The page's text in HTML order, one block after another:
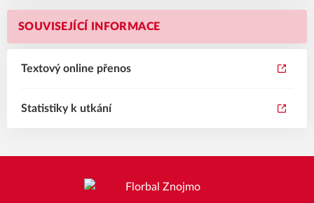
SOUVISEJÍCÍ INFORMACE
Textový online přenos
Statistiky k utkání